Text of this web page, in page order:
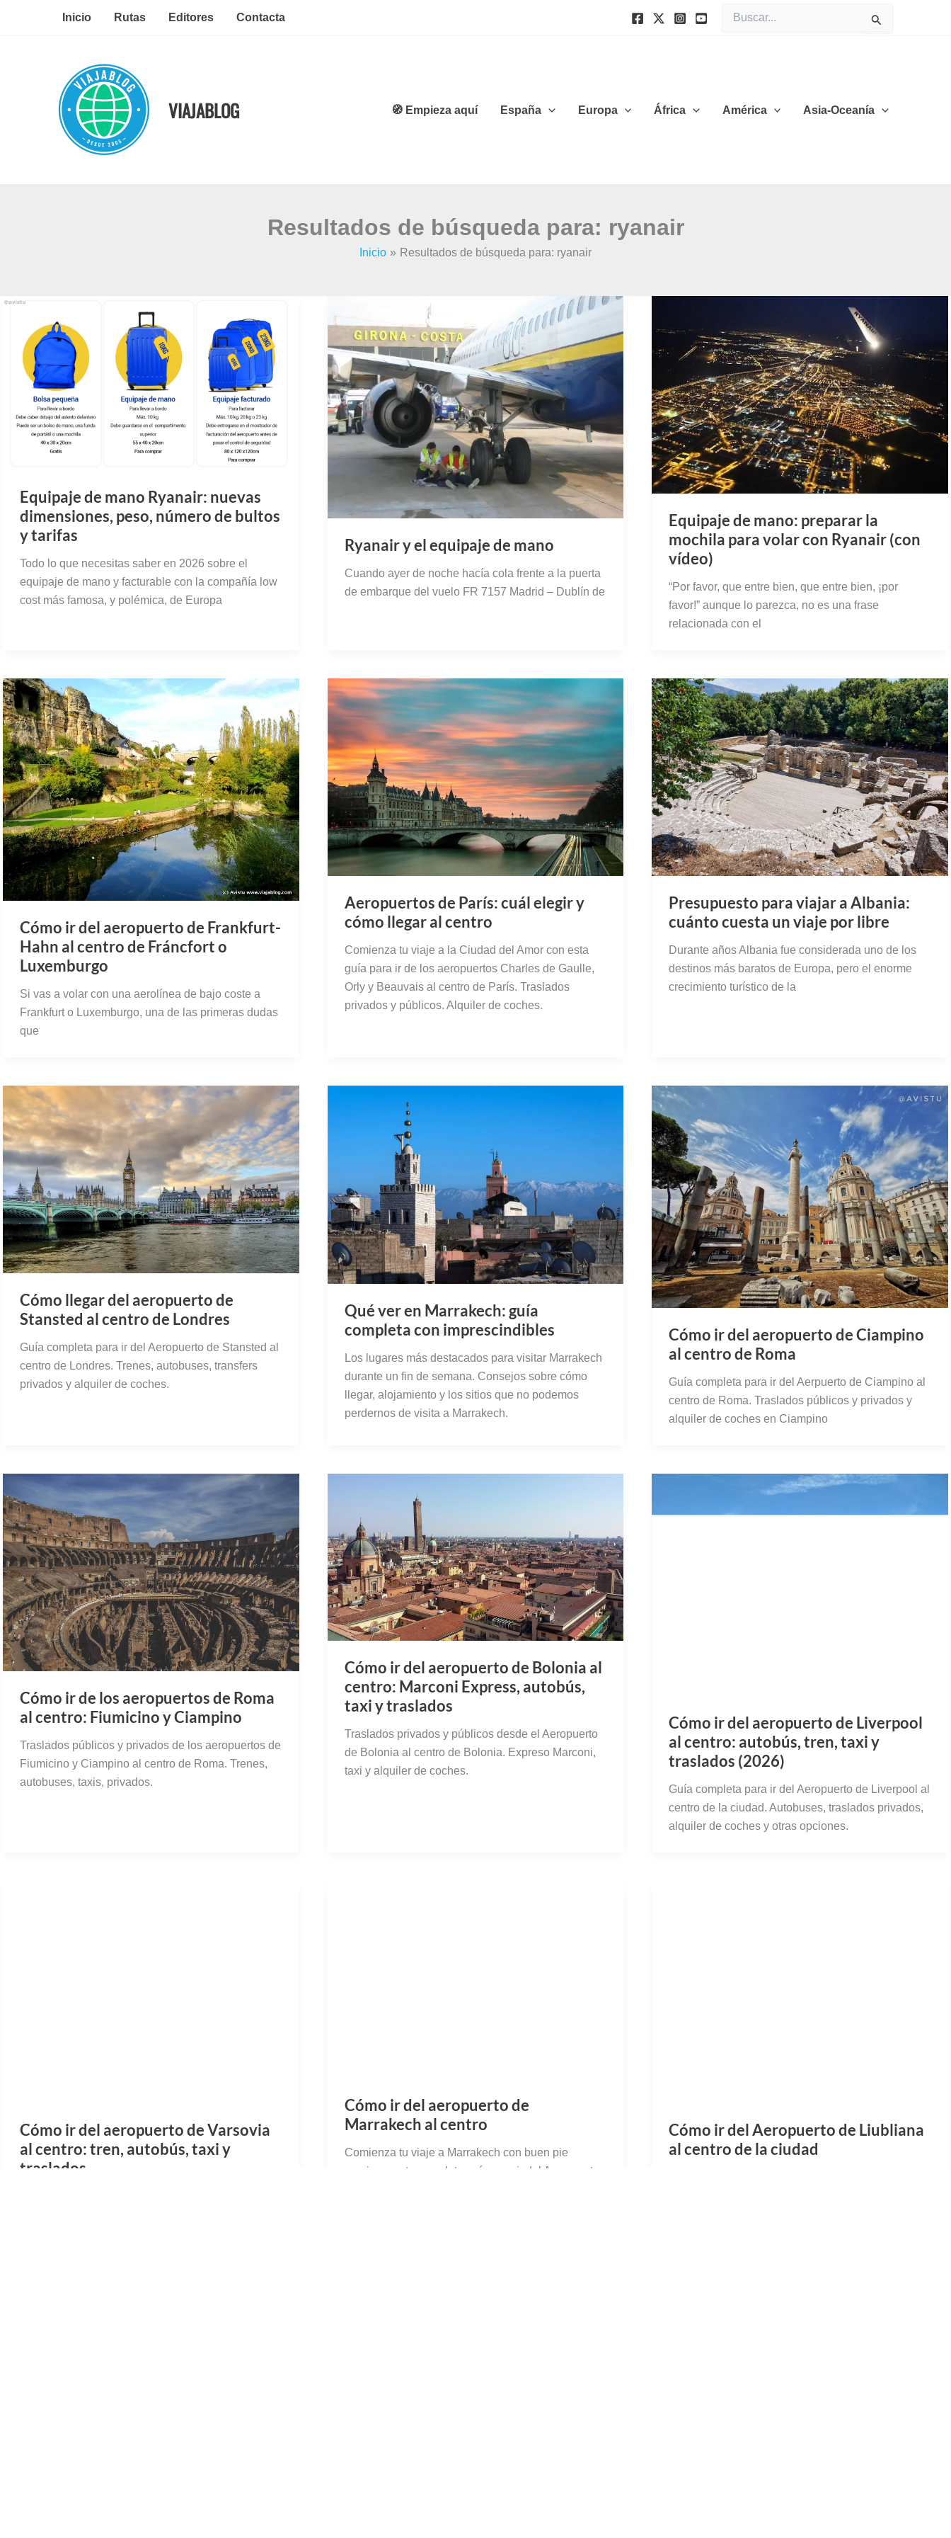
Inicio Rutas Editores Contacta
por:
VIAJABLOG 🧭 Empieza aquí España Europa África América Asia-Oceanía
Resultados de búsqueda para: ryanair
Inicio Resultados de búsqueda para: ryanair
Equipaje de mano Ryanair: nuevas
dimensiones, peso, número de bultos
y tarifas
Todo lo que necesitas saber en 2026 sobre el
equipaje de mano y facturable con la compañía low
cost más famosa, y polémica, de Europa
Ryanair y el equipaje de mano
Cuando ayer de noche hacía cola frente a la puerta
de embarque del vuelo FR 7157 Madrid – Dublín de
Equipaje de mano: preparar la
mochila para volar con Ryanair (con
vídeo)
“Por favor, que entre bien, que entre bien, ¡por
favor!” aunque lo parezca, no es una frase
relacionada con el
Cómo ir del aeropuerto de Frankfurt-
Hahn al centro de Fráncfort o
Luxemburgo
Si vas a volar con una aerolínea de bajo coste a
Frankfurt o Luxemburgo, una de las primeras dudas
que
Aeropuertos de París: cuál elegir y
cómo llegar al centro
Comienza tu viaje a la Ciudad del Amor con esta
guía para ir de los aeropuertos Charles de Gaulle,
Orly y Beauvais al centro de París. Traslados
privados y públicos. Alquiler de coches.
Presupuesto para viajar a Albania:
cuánto cuesta un viaje por libre
Durante años Albania fue considerada uno de los
destinos más baratos de Europa, pero el enorme
crecimiento turístico de la
Cómo llegar del aeropuerto de
Stansted al centro de Londres
Guía completa para ir del Aeropuerto de Stansted al
centro de Londres. Trenes, autobuses, transfers
privados y alquiler de coches.
Qué ver en Marrakech: guía
completa con imprescindibles
Los lugares más destacados para visitar Marrakech
durante un fin de semana. Consejos sobre cómo
llegar, alojamiento y los sitios que no podemos
perdernos de visita a Marrakech.
Cómo ir del aeropuerto de Ciampino
al centro de Roma
Guía completa para ir del Aerpuerto de Ciampino al
centro de Roma. Traslados públicos y privados y
alquiler de coches en Ciampino
Cómo ir de los aeropuertos de Roma
al centro: Fiumicino y Ciampino
Traslados públicos y privados de los aeropuertos de
Fiumicino y Ciampino al centro de Roma. Trenes,
autobuses, taxis, privados.
Cómo ir del aeropuerto de Bolonia al
centro: Marconi Express, autobús,
taxi y traslados
Traslados privados y públicos desde el Aeropuerto
de Bolonia al centro de Bolonia. Expreso Marconi,
taxi y alquiler de coches.
Cómo ir del aeropuerto de Liverpool
al centro: autobús, tren, taxi y
traslados (2026)
Guía completa para ir del Aeropuerto de Liverpool al
centro de la ciudad. Autobuses, traslados privados,
alquiler de coches y otras opciones.
Cómo ir del aeropuerto de Varsovia
al centro: tren, autobús, taxi y
traslados
Cómo ir del aeropuerto de
Marrakech al centro
Comienza tu viaje a Marrakech con buen pie
gracias a esta completa guía para ir del Aeropuerto
Cómo ir del Aeropuerto de Liubliana
al centro de la ciudad